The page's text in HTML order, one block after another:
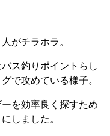
がチラホラ。
ス釣りポイントらし
で攻めている様子。
を効率良く探すため
しました。